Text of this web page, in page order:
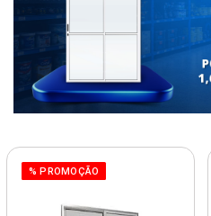
% PROMOÇÃO